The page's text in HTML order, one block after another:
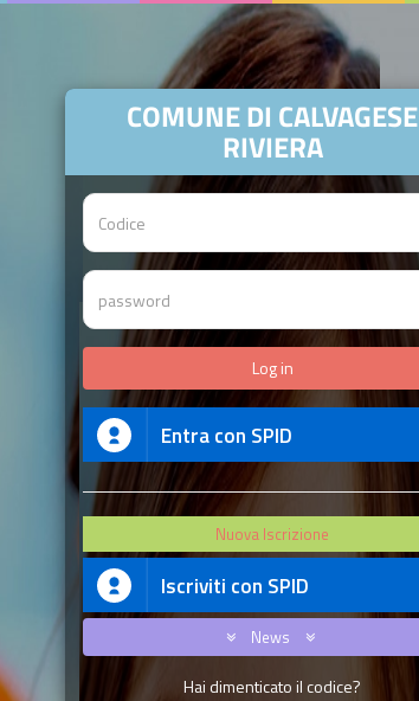
COMUNE DI CALVAGESE
RIVIERA
Entra con SPID
Nuova Iscrizione
Iscriviti con SPID
News
Hai dimenticato il codice?